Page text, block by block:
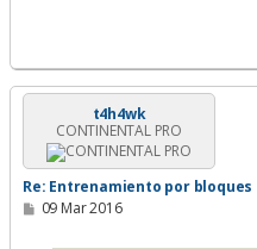
t4h4wk
CONTINENTAL PRO
Re: Entrenamiento por bloques
M
09 Mar 2016